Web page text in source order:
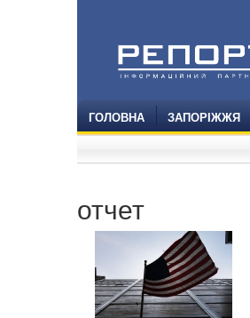
ГОЛОВНА ЗАПОРІЖЖЯ
отчет